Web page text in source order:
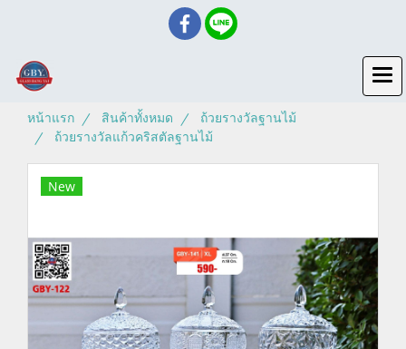
หน้าแรก สินค้าทั้งหมด
ถ้วยรางวัลฐานไม้
ถ้วยรางวัลแก้วคริสตัลฐานไม้
New